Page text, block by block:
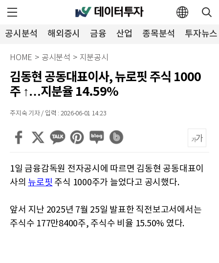
공시분석 해외증시 금융 산업 종목분석 투자뉴스
HOME > 공시분석 > 지분공시
김동현 공동대표이사, 뉴로핏 주식 1000
주 ↑…지분율 14.59%
주지숙 기자 / 입력 : 2026-06-01 14:23
1일 금융감독원 전자공시에 따르면 김동현 공동대표이
사의 뉴로핏 주식 1000주가 늘었다고 공시했다.
앞서 지난 2025년 7월 25일 발표한 직전보고서에서는
주식수 177만8400주, 주식수 비율 15.50% 였다.